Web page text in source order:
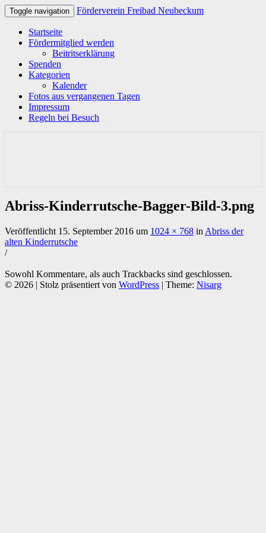
Toggle navigation Förderverein Freibad Neubeckum
Startseite
Fördermitglied werden
Beitritserklärung
Spenden
Kategorien
Kalender
Fotos aus vergangenen Tagen
Impressum
Regeln bei Besuch
Abriss-Kinderrutsche-Bagger-Bild-3.png
Veröffentlicht 15. September 2016 um 1024 × 768 in Abriss der
alten Kinderrutsche
/
Sowohl Kommentare, als auch Trackbacks sind geschlossen.
© 2026 | Stolz präsentiert von WordPress | Theme: Nisarg